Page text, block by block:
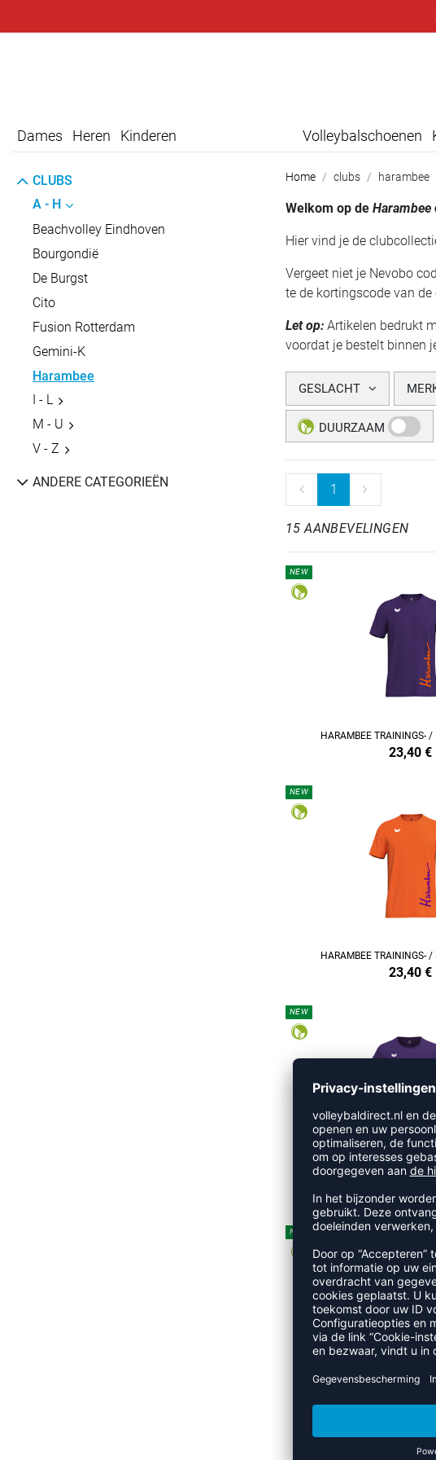
Dames Heren Kinderen Volleybalschoenen
CLUBS
A - H
Beachvolley Eindhoven
Bourgondië
De Burgst
Cito
Fusion Rotterdam
Gemini-K
Harambee
I - L
M - U
V - Z
ANDERE CATEGORIEËN
Home clubs harambee
Welkom op de Harambee
Hier vind je de
Vergeet niet je Nevobo
te de kortingscode van
Let op: Artikelen bedrukt
voordat je bestelt binnen
GESLACHT
DUURZAAM
1
15 AANBEVELINGEN
NEW
HARAMBEE TRAININGS- /
23,40 €
NEW
HARAMBEE TRAININGS- /
23,40 €
NEW
HARAMBEE TRAININGS- /
€
NEW